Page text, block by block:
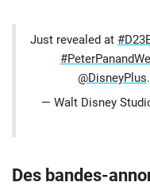
Just revealed at
@DisneyPlus.
— Walt Disney
Des bandes-